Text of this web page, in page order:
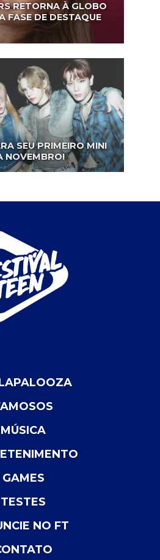
RETORNA À GLOBO
FASE DE DESTAQUE
SEU PRIMEIRO MINI
NOVEMBRO!
MÚSICA
GAMES
TESTES
NO FT